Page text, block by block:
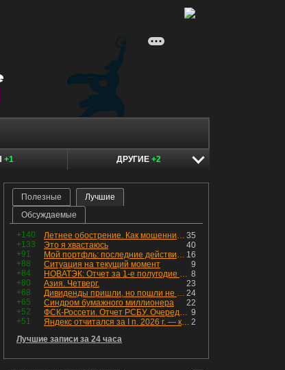
+1 ДРУГИЕ +2
Полезные
Лучшие
Обсуждаемые
+140 35
Летнее обострение. Как мошенники пытаются подсунуть кнопку "БАБЛО" девушкам
+133
40
Это я хвастаюсь
+91
16
Мой портфль: последние действия и текущая структура. Краткий комментарий по всем позициям
+88
9
Ситуация на текущий момент
+84
8
НОВАТЭК: Отчет за 1-е полугодие 2026 - прибыль продолжает падать, но лучшее впереди, если не прилетит
+80
23
Азия. Четверг.
+68
24
Дивиденды пришли, но пошли не туда
+65
22
Синдром бумажного миллионера
+52
9
ФСК-Россети. Отчет РСБУ. Очередная допка - бомбовые новости в эфире
+51
2
Яндекс отчитался за I п. 2026 г. — компания увеличила инвестиции и долг. Buyback начал работать, продали Авто.Ру.
Лучшие записи за 24 часа